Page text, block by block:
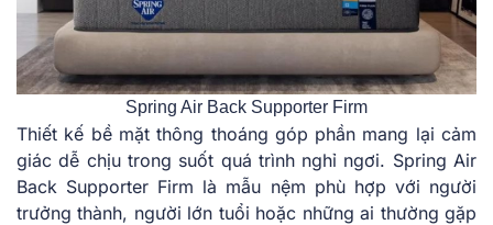
Spring Air Back Supporter Firm
Thiết kế bề mặt thông thoáng góp phần mang lại cảm
giác dễ chịu trong suốt quá trình nghỉ ngơi. Spring Air
Back Supporter Firm là mẫu nệm phù hợp với người
trưởng thành, người lớn tuổi hoặc những ai thường gặp